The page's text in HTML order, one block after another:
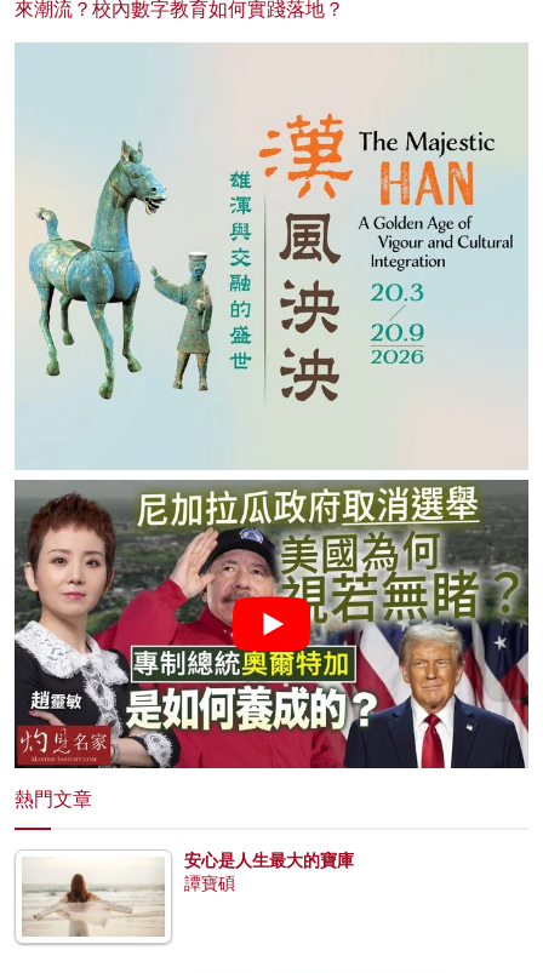
來潮流？校內數字教育如何實踐落地？
熱門文章
安心是人生最大的寶庫
譚寶碩